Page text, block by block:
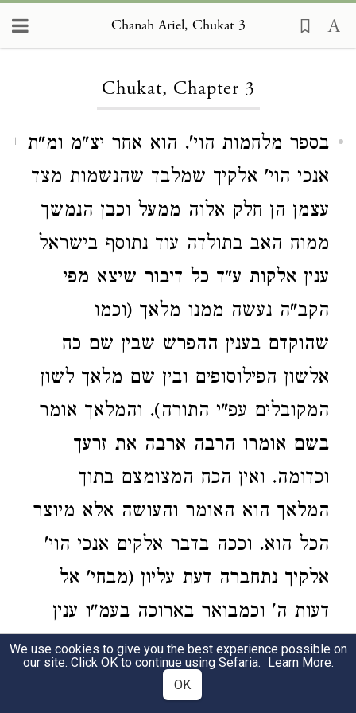
Chanah Ariel, Chukat 3
Chukat, Chapter 3
1
בספר מלחמות הוי'. הוא אחר יצ"מ ומ"ת
אנכי הוי' אלקיך שמלבד שהנשמות מצד
עצמן הן חלק אלוה ממעל וכבן הנמשך
ממוח האב בתולדה עוד נתוסף בישראל
ענין אלקות ע"ד כל דיבור שיצא מפי
הקב"ה נעשה ממנו מלאך (וכמו
שהוקדם בענין ההפרש שבין שם כח
אלשון הפילוסופים ובין שם מלאך לשון
המקובלים עפ"י התורה). והמלאך אומר
בשם אומרו הרבה ארבה את זרעך
וכדומה. ואין הכח המצומצם בתוך
המלאך הוא האומר והעושה אלא מיוצר
הכל הוא. וככה בדבר אלקים אנכי הוי'
אלקיך נתחברה דעת עליון (מבחי' אל
דעות ה' וכמבואר בארוכה בעמ"ו ענין
דעת עליון ודעת תחתון) בדעת תחתון
בקרב ישראל וכמ"ש לעתיד וידעתם כי
We use cookies to give you the best experience possible on
our site. Click OK to continue using Sefaria. Learn More.
OK